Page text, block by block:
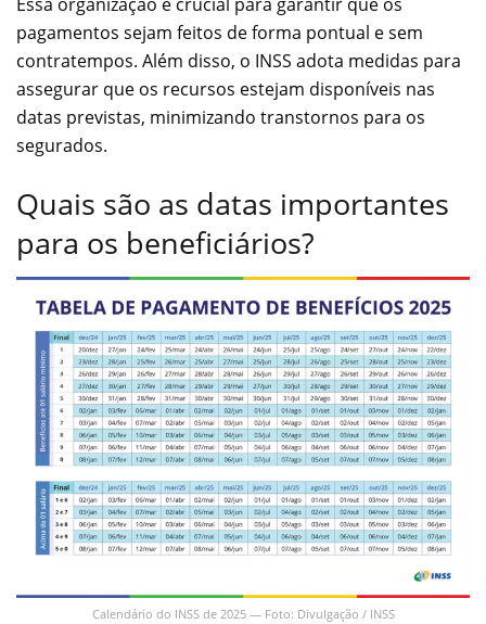
pagamentos sejam feitos de forma pontual e sem
contratempos. Além disso, o INSS adota medidas para
assegurar que os recursos estejam disponíveis nas
datas previstas, minimizando transtornos para os
segurados.
Quais são as datas importantes
para os beneficiários?
Calendário do INSS de 2025 — Foto: Divulgação / INSS